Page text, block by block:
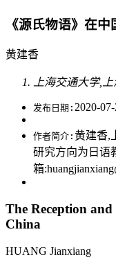
《源氏物语》在
黄建香
上海交通大学,上
发布日期: 2020-
作者简介: 黄建香,
研究方向为日语
箱
The Reception and
China
HUANG Jianxiang